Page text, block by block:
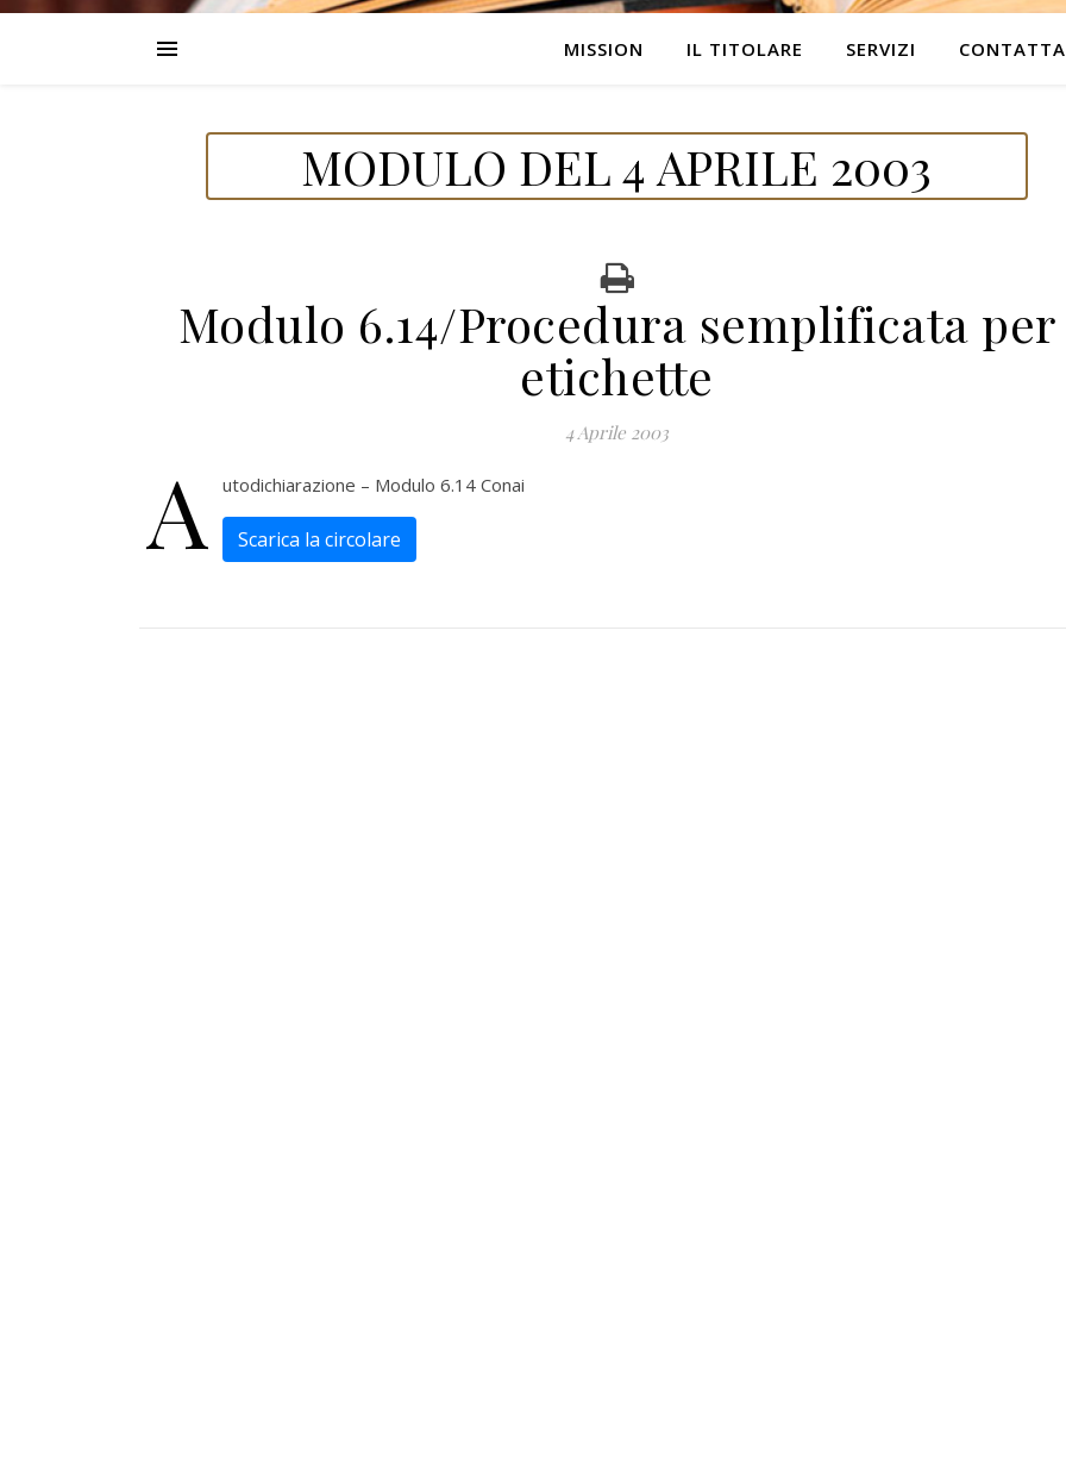
MISSION IL TITOLARE SERVIZI
MODULO DEL 4 APRILE 2003
Modulo 6.14/Procedura semplificata per
etichette
4 Aprile 2003
A utodichiarazione – Modulo 6.14 Conai
Scarica la circolare